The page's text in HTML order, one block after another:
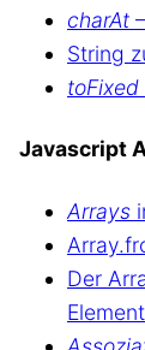
charAt
String
toFixed
Javascript
Arrays
Der